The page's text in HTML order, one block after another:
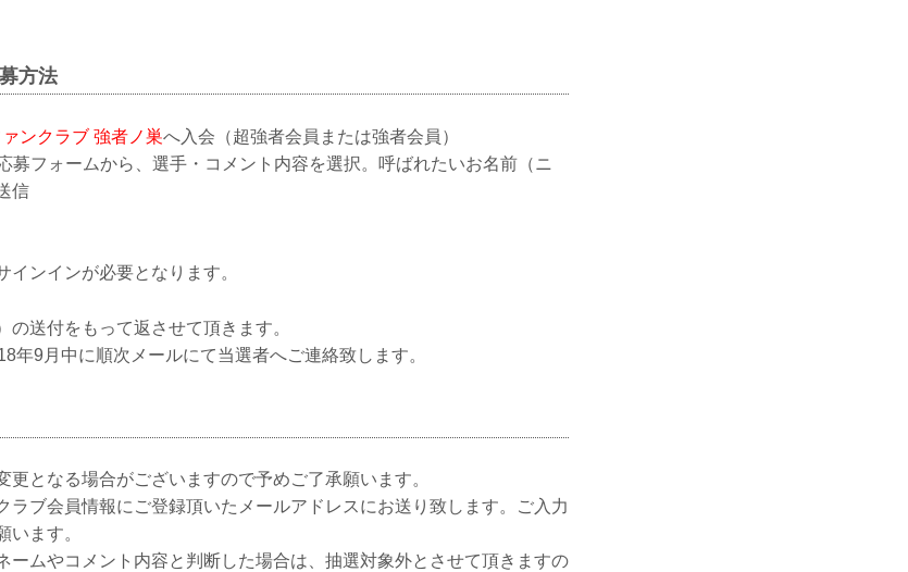
方法
ンクラブ 強者ノ巣へ入会（超強者会員または強者会員）
募フォームから、選手・コメント内容を選択。呼ばれたいお名前（ニ
信
ンインが必要となります。
の送付をもって返させて頂きます。
年9月中に順次メールにて当選者へご連絡致します。
更となる場合がございますので予めご了承願います。
ラブ会員情報にご登録頂いたメールアドレスにお送り致します。ご入力
います。
ームやコメント内容と判断した場合は、抽選対象外とさせて頂きますの